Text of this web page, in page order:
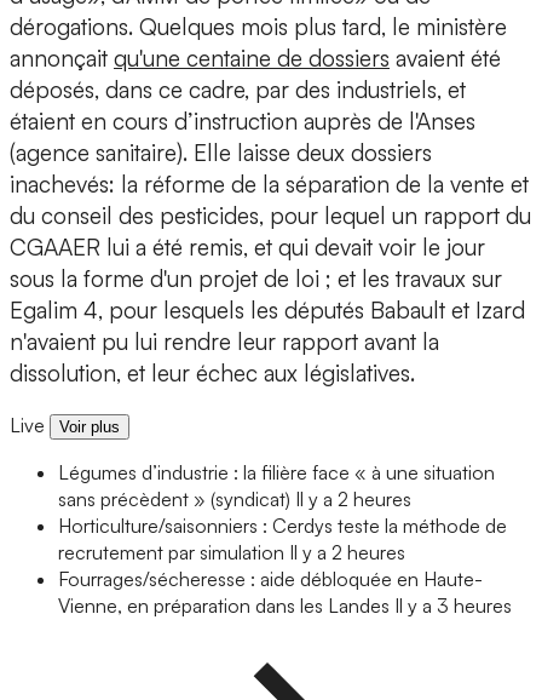
dérogations. Quelques mois plus tard, le ministère
annonçait qu'une centaine de dossiers avaient été
déposés, dans ce cadre, par des industriels, et
étaient en cours d’instruction auprès de l'Anses
(agence sanitaire). Elle laisse deux dossiers
inachevés: la réforme de la séparation de la vente et
du conseil des pesticides, pour lequel un rapport du
CGAAER lui a été remis, et qui devait voir le jour
sous la forme d'un projet de loi ; et les travaux sur
Egalim 4, pour lesquels les députés Babault et Izard
n'avaient pu lui rendre leur rapport avant la
dissolution, et leur échec aux législatives.
Live Voir plus
Légumes d’industrie : la filière face « à une situation
sans précèdent » (syndicat) Il y a 2 heures
Horticulture/saisonniers : Cerdys teste la méthode de
recrutement par simulation Il y a 2 heures
Fourrages/sécheresse : aide débloquée en Haute-
Vienne, en préparation dans les Landes Il y a 3 heures